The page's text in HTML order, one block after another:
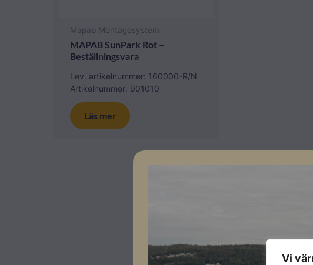
Vi
Mapab Montagesystem
MAPAB SunPark Rot –
Beställningsvara
Lev. artikelnummer: 160000-R/N
Artikelnummer: 901010
Läs mer